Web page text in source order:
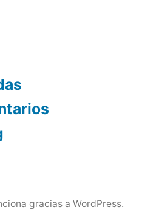
gracias a WordPress.